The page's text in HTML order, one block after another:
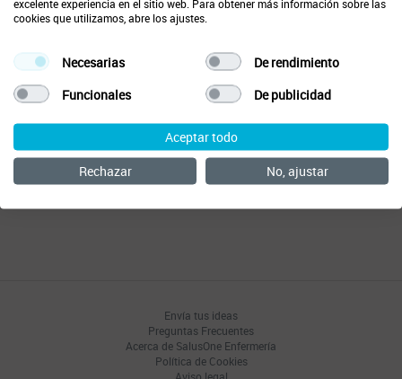
Aviso Legal
Importante: Las respuestas generadas por SalusChat provienen de un
sistema de inteligencia artificial. No sustituyen el criterio ni el
asesoramiento profesional sanitario. La información tiene un carácter
exclusivamente orientativo y su uso es responsabilidad del usuario.
SalusOne no garantiza la exactitud de las respuestas y no se hace
responsable de las decisiones que se tomen a partir de ellas. Al
continuar
Envía tus ideas
Preguntas Frecuentes
Acerca de SalusOne Enfermería
Política de Cookies
Aviso legal
excelente experiencia en el sitio web. Para obtener más información sobre las
cookies que utilizamos, abre los ajustes.
Necesarias
De rendimiento
Funcionales
De publicidad
Aceptar todo
Rechazar
No, ajustar